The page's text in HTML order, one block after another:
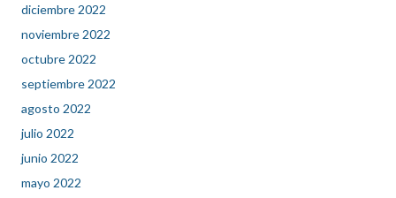
diciembre 2022
noviembre 2022
octubre 2022
septiembre 2022
agosto 2022
julio 2022
junio 2022
mayo 2022